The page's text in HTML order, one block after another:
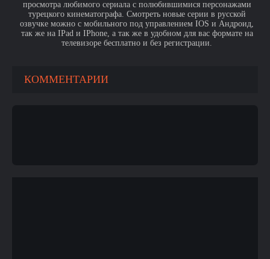
просмотра любимого сериала с полюбившимися персонажами
турецкого кинематографа. Смотреть новые серии в русской
озвучке можно с мобильного под управлением IOS и Андроид,
так же на IPad и IPhone, а так же в удобном для вас формате на
телевизоре бесплатно и без регистрации.
КОММЕНТАРИИ